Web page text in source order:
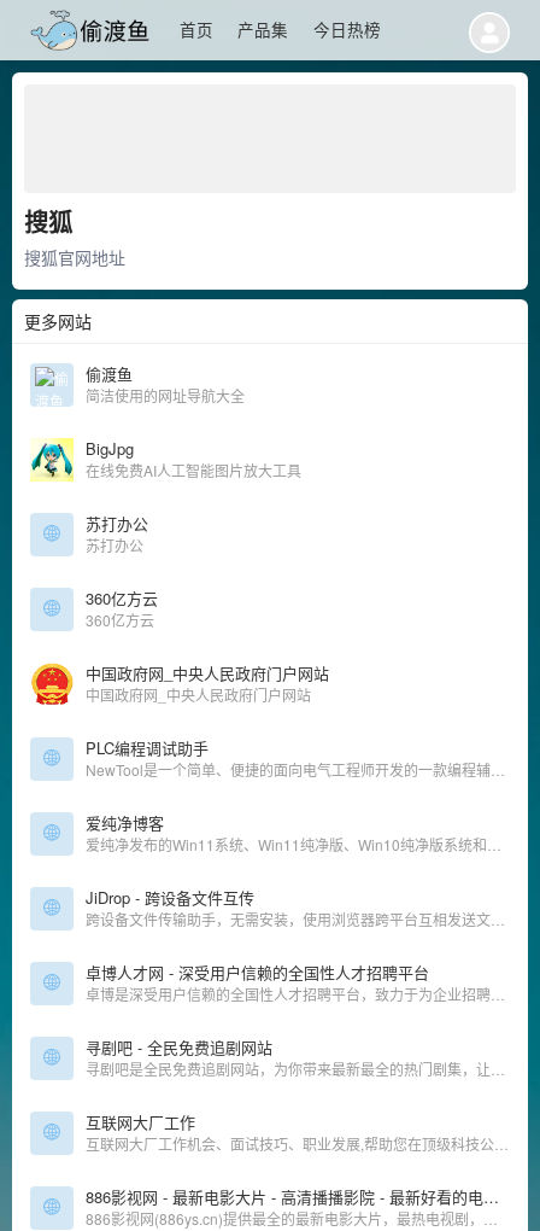
首页 产品集 今日热榜
搜狐
搜狐官网地址
更多网站
偷渡鱼
简洁使用的网址导航大全
BigJpg
在线免费AI人工智能图片放大工具
苏打办公
苏打办公
360亿方云
360亿方云
中国政府网_中央人民政府门户网站
中国政府网_中央人民政府门户网站
PLC编程调试助手
爱纯净博客
JiDrop - 跨设备文件互传
卓博人才网 - 深受用户信赖的全国性人才招聘平台
寻剧吧 - 全民免费追剧网站
互联网大厂工作
886影视网 - 最新电影大片 - 高清播播影院 - 最新好看的电视剧免费在线观看